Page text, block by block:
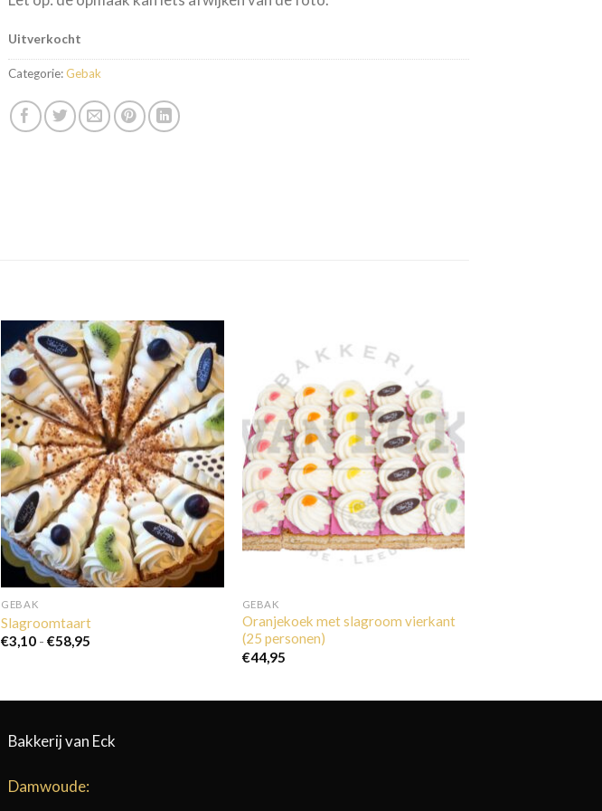
Uitverkocht
Categorie:Gebak
GEBAK
Slagroomtaart
€3,10 - €58,95
GEBAK
Oranjekoek met slagroom vierkant
(25 personen)
€44,95
Bakkerij van Eck
Damwoude: